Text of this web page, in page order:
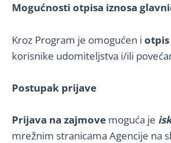
Mogućnosti otpisa iznosa
Kroz Program je omogućen i otpis
korisnike udomiteljstva i/ili
Postupak prijave
Prijava na zajmove moguća je
mrežnim stranicama Agencije na